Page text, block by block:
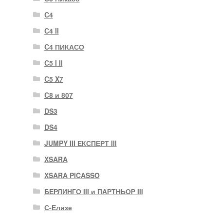
C4
C4 II
C4 ПИКАСО
C5 I II
C5 X7
C8 и 807
DS3
DS4
JUMPY III ЕКСПЕРТ III
XSARA
XSARA PICASSO
БЕРЛИНГО III и ПАРТНЬОР III
С-Елизе